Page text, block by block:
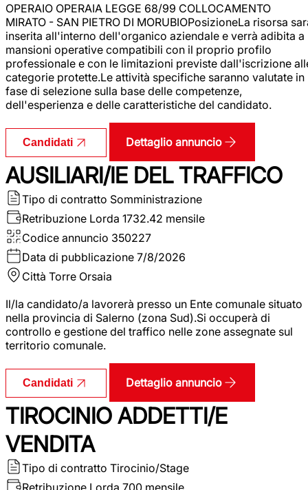
OPERAIO OPERAIA LEGGE 68/99 COLLOCAMENTO
MIRATO - SAN PIETRO DI MORUBIOPosizioneLa risorsa
inserita all'interno dell'organico aziendale e verrà adibita a
mansioni operative compatibili con il proprio profilo
professionale e con le limitazioni previste dall'iscrizione
categorie protette.Le attività specifiche saranno valutate in
fase di selezione sulla base delle competenze,
dell'esperienza e delle caratteristiche del candidato.
Candidati Dettaglio annuncio
AUSILIARI/IE DEL TRAFFICO
Tipo di contratto Somministrazione
Retribuzione Lorda 1732.42 mensile
Codice annuncio 350227
Data di pubblicazione 7/8/2026
Città Torre Orsaia
Il/la candidato/a lavorerà presso un Ente comunale situato
nella provincia di Salerno (zona Sud).Si occuperà di
controllo e gestione del traffico nelle zone assegnate sul
territorio comunale.
Candidati Dettaglio annuncio
TIROCINIO ADDETTI/E
VENDITA
Tipo di contratto Tirocinio/Stage
Retribuzione Lorda 700 mensile